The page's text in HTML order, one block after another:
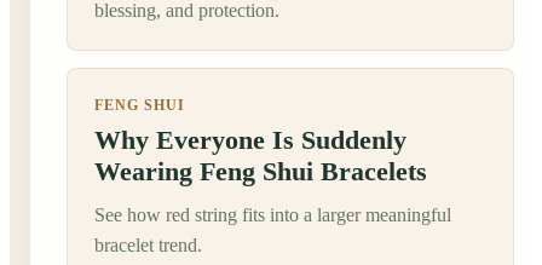
blessing, and protection.
FENG SHUI
Why Everyone Is Suddenly
Wearing Feng Shui Bracelets
See how red string fits into a larger meaningful
bracelet trend.